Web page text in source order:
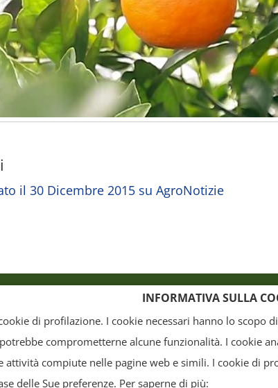
il 30 Dicembre 2015 su AgroNotizie
(i testi, le immagini, la grafica ed il layout) sono di proprietà del
anche soltanto in parte. Tutti i documenti presenti su questo sito, disponibili
INFORMATIVA SULLA
di profilazione. I cookie necessari hanno lo scopo
comprometterne alcune funzionalità. I cookie
attività compiute nelle pagine web e simili. I cookie di
delle Sue preferenze. Per saperne di più: